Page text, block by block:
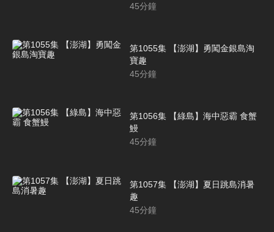
45分鐘
第1055集 【澎湖】勇闖金銀島淘
寶趣
45分鐘
第1056集 【綠島】海中惡霸 食蟹
鰻
45分鐘
第1057集 【澎湖】夏日跳島消暑
趣
45分鐘